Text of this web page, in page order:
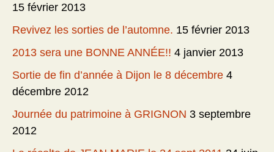
15 février 2013
Revivez les sorties de l’automne. 15 février 2013
2013 sera une BONNE ANNÉE!! 4 janvier 2013
Sortie de fin d’année à Dijon le 8 décembre 4
décembre 2012
Journée du patrimoine à GRIGNON 3 septembre
2012